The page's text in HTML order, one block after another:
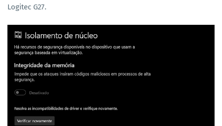
Logitec G27.